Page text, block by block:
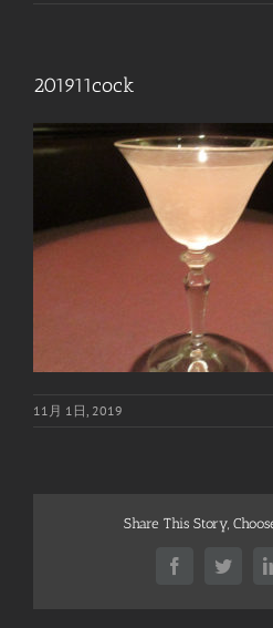
201911cock
11月 1日, 2019
Share This Story,
FacebookTwitter